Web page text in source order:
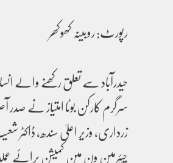
رپورٹ: روبینہ کھوکھر
حیدرآباد سے تعلق رکھنے والے
سرگرم کارکن بوٹا امتیاز نے
زرداری، وزیر اعلیٰ سندھ،
چیئرمین ون مین کمیشن برائے